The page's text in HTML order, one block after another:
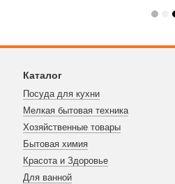
Каталог
Посуда для кухни
Мелкая бытовая техника
Хозяйственные товары
Бытовая химия
Красота и Здоровье
Для ванной